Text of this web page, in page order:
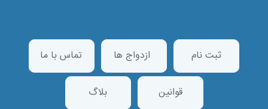
ثبت نام ازدواج ها تماس با ما
قوانین بلاگ